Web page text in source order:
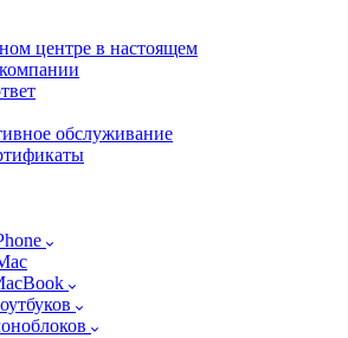
центре в настоящем
обслуживание